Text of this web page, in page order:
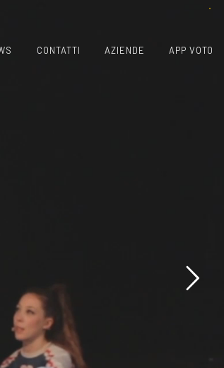
CONTATTI AZIENDE APP VOTO